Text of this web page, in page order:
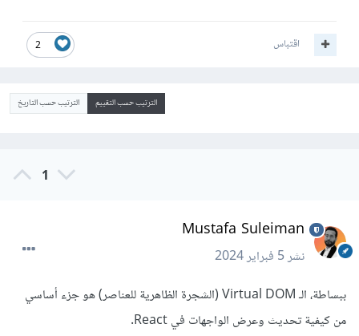
2 اقتباس
الترتيب حسب التقييم الترتيب حسب التاريخ
1
Mustafa Suleiman
نشر5 فبراير 2024
ببساطة، الـ Virtual DOM (الشجرة الظاهرية للعناصر) هو جزء أساسي
من كيفية تحديث وعرض الواجهات في React.